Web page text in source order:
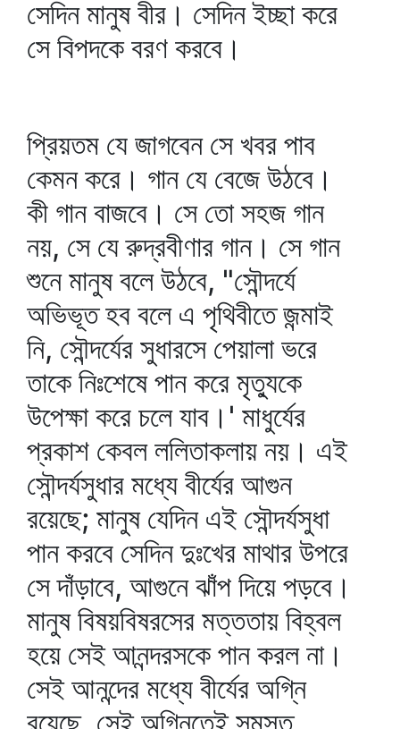
সেদিন মানুষ বীর। সেদিন ইচ্ছা করে
সে বিপদকে বরণ করবে।
প্রিয়তম যে জাগবেন সে খবর পাব
কেমন করে। গান যে বেজে উঠবে।
কী গান বাজবে। সে তো সহজ গান
নয়, সে যে রুদ্রবীণার গান। সে গান
শুনে মানুষ বলে উঠবে, "সৌন্দর্যে
অভিভূত হব বলে এ পৃথিবীতে জন্মাই
নি, সৌন্দর্যের সুধারসে পেয়ালা ভরে
তাকে নিঃশেষে পান করে মৃত্যুকে
উপেক্ষা করে চলে যাব।' মাধুর্যের
প্রকাশ কেবল ললিতাকলায় নয়। এই
সৌন্দর্যসুধার মধ্যে বীর্যের আগুন
রয়েছে; মানুষ যেদিন এই সৌন্দর্যসুধা
পান করবে সেদিন দুঃখের মাথার উপরে
সে দাঁড়াবে, আগুনে ঝাঁপ দিয়ে পড়বে।
মানুষ বিষয়বিষরসের মত্ততায় বিহ্বল
হয়ে সেই আনন্দরসকে পান করল না।
সেই আনন্দের মধ্যে বীর্যের অগ্নি